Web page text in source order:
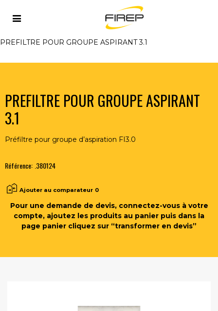
Accueil
MATERIEL HAUTE DEPRESSION
APPAREILS MOBILES HAUTE DEPRESSION
PREFILTRE POUR GROUPE ASPIRANT 3.1
PREFILTRE POUR GROUPE ASPIRANT
3.1
Préfiltre pour groupe d’aspiration FI3.0
Référence: .380124
Ajouter au comparateur 0
Pour une demande de devis, connectez-vous à votre
compte, ajoutez les produits au panier puis dans la
page panier cliquez sur “transformer en devis”